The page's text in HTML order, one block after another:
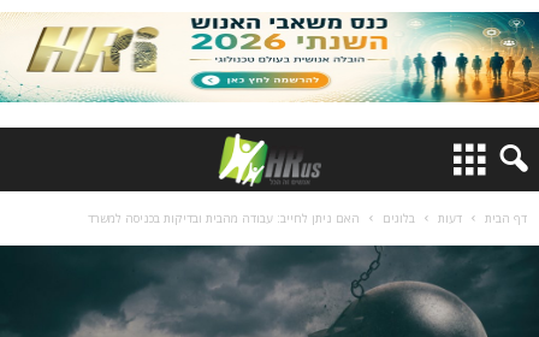
דף הבית דעות בלוגים האם ניתן לחייב: עבודה מהבית ובדיקות בכניסה למשרד